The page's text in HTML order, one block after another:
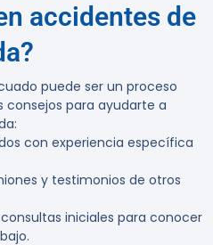
accidentes de
puede ser un proceso
consejos para ayudarte a
con experiencia específica
y testimonios de otros
iniciales para conocer